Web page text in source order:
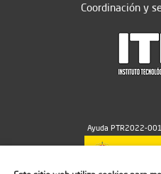
Coordinación y
Ayuda PTR2022-